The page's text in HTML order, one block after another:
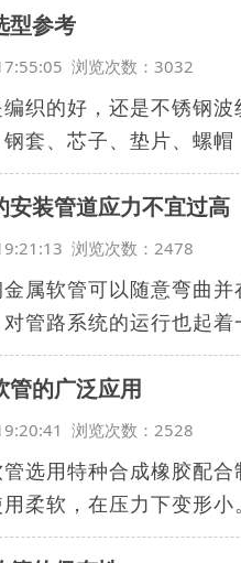
型参考
浏览次数：3032
织的好，还是不锈钢
套、芯子、垫片、螺
安装管道应力不宜过高
浏览次数：2478
属软管可以随意弯曲
管路系统的运行也起
管的广泛应用
浏览次数：2528
选用特种合成橡胶配
柔软，在压力下变形